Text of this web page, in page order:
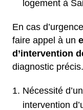
logement à
En cas
faire appel à un
d’intervention
diagnostic
Nécessité
intervention